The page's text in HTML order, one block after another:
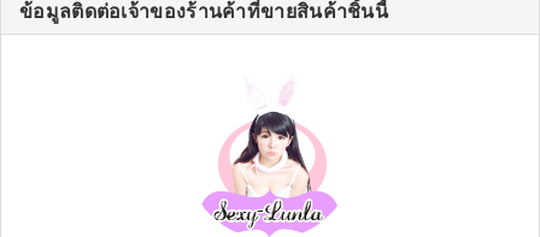
ข้อมูลติดต่อเจ้าของร้านค้าที่ขายสินค้าชิ้นนี้